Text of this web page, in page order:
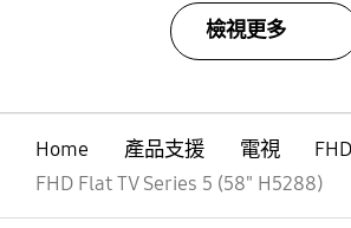
檢視更多
Home 產品支援 電視
FHD
FHD Flat TV Series 5 (58" H5288)